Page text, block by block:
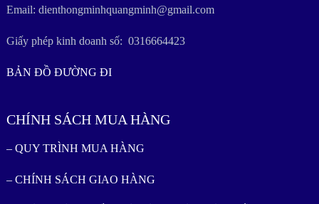
Email: dienthongminhquangminh@gmail.com
Giấy phép kinh doanh số: 0316664423
BẢN ĐỒ ĐƯỜNG ĐI
CHÍNH SÁCH MUA HÀNG
– QUY TRÌNH MUA HÀNG
– CHÍNH SÁCH GIAO HÀNG